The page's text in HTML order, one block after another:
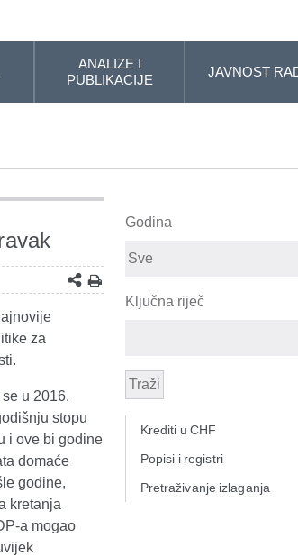
ANALIZE I
PUBLIKACIJE
JAVNOST
za
u 2016.
stopu
i ove bi godine
domaće
godine,
kretanja
a mogao
Godina
Ključna riječ
Traži
Krediti u CHF
Popisi i registri
Pretraživanje izlaganja